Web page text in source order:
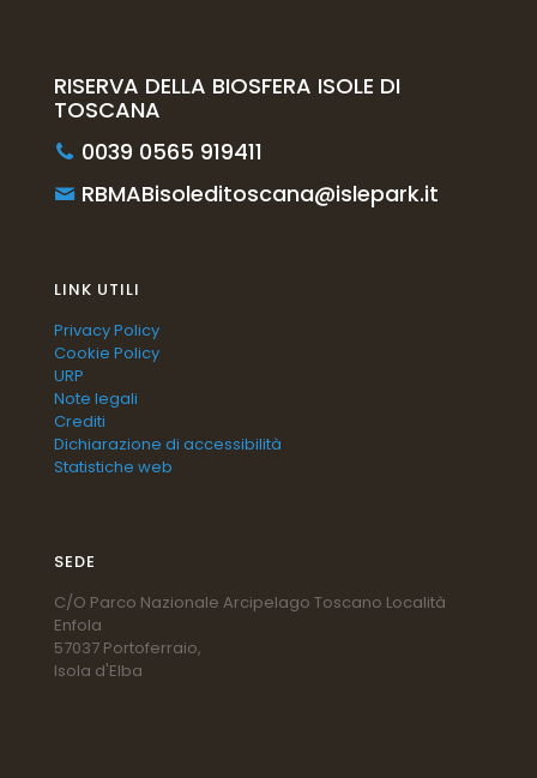
RISERVA DELLA BIOSFERA ISOLE DI
TOSCANA
0039 0565 919411
RBMABisoleditoscana@islepark.it
LINK UTILI
Privacy Policy
Cookie Policy
URP
Note legali
Crediti
Dichiarazione di accessibilità
Statistiche web
SEDE
C/O Parco Nazionale Arcipelago Toscano Località
Enfola
57037 Portoferraio,
Isola d'Elba